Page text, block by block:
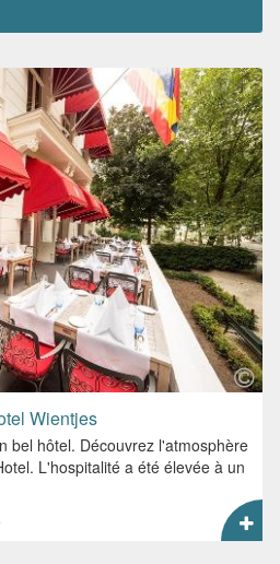
Wientjes
bel hôtel. Découvrez l'atmosphère
L'hospitalité a été élevée à un